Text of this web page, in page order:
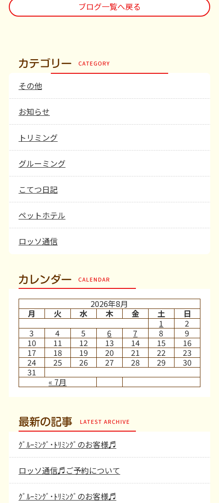
ブログ一覧へ戻る
その他
お知らせ
トリミング
グルーミング
こてつ日記
ペットホテル
ロッソ通信
カレンダー
2026年8月
月
火 水 木 金 土 日
« 7月
1
2
3
4 5 6 7 8
9
10
11 12 13 14 15
16
17
18 19 20 21 22
23
24
25 26 27 28 29
30
31
最新の記事
ｸﾞﾙｰﾐﾝｸﾞ･ﾄﾘﾐﾝｸﾞのお客様♬
ロッソ通信♬ご予約について
ｸﾞﾙｰﾐﾝｸﾞ･ﾄﾘﾐﾝｸﾞのお客様♬